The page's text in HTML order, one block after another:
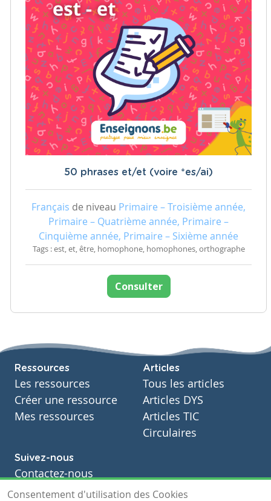
50 phrases et/et (voire *es/ai)
Français de niveau Primaire – Troisième année,
Primaire – Quatrième année, Primaire –
Cinquième année, Primaire – Sixième année
Tags : est, et, être, homophone, homophones, orthographe
Consulter
Ressources
Les ressources
Créer une ressource
Mes ressources
Articles
Tous les articles
Articles DYS
Articles TIC
Circulaires
Suivez-nous
Contactez-nous
Soutien scolaire
Consentement d'utilisation des Cookies